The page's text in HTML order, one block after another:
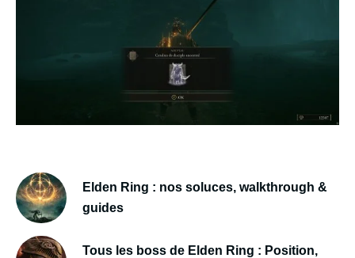
Elden Ring : nos soluces, walkthrough &
guides
Tous les boss de Elden Ring : Position,